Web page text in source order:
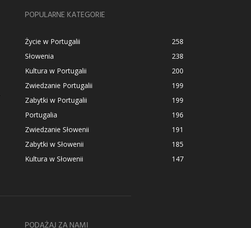
POPULARNE KATEGORIE
Życie w Portugalii
258
Słowenia
238
Kultura w Portugalii
200
Zwiedzanie Portugalii
199
Zabytki w Portugalii
199
Portugalia
196
Zwiedzanie Słowenii
191
Zabytki w Słowenii
185
Kultura w Słowenii
147